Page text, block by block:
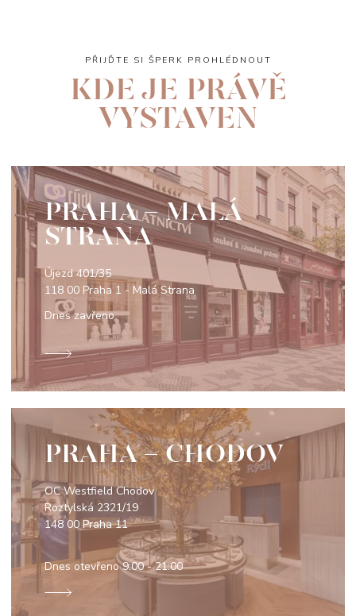
PŘIJĎTE SI ŠPERK PROHLÉDNOUT
KDE JE PRÁVĚ
VYSTAVEN
PRAHA - MALÁ
STRANA
Újezd 401/35
118 00 Praha 1 - Malá Strana
Dnes zavřeno
PRAHA - CHODOV
OC Westfield Chodov
Roztylská 2321/19
148 00 Praha 11
Dnes otevřeno9:00 - 21:00